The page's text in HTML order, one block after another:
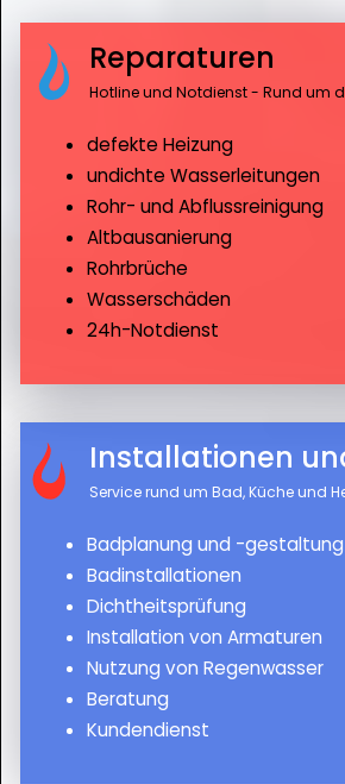
Reparaturen
Hotline und Notdienst - Rund um
defekte Heizung
undichte Wasserleitungen
Rohr- und Abflussreinigung
Altbausanierung
Rohrbrüche
Wasserschäden
24h-Notdienst
Installationen
Service rund um Bad, Küche und
Badplanung und -gestaltung
Badinstallationen
Dichtheitsprüfung
Installation von Armaturen
Nutzung von Regenwasser
Beratung
Kundendienst